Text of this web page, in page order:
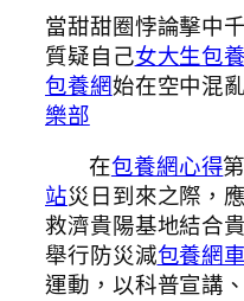
當甜甜圈悖論擊中
質疑自己女大生包
包養網始在空中混
樂部
在包養網心得
站災日到來之際，
救濟貴陽基地結合
舉行防災減包養網
運動，以科普宣講